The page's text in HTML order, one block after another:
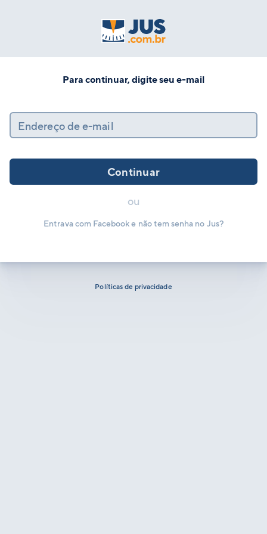
Para continuar, digite seu e-mail
Endereço de e-mail
Continuar
ou
Entrava com Facebook e não tem senha no Jus?
Políticas de privacidade